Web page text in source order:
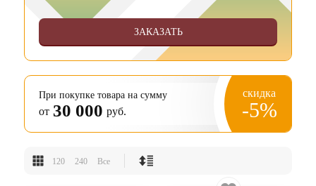
ЗАКАЗАТЬ
При покупке товара на сумму
от 30 000 руб.
скидка
-5%
120 240 Все